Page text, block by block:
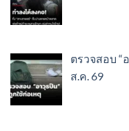
ตรวจสอบ “
ส.ค. 69